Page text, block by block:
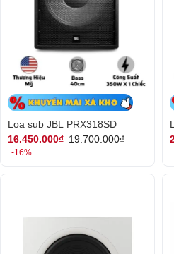
Loa sub JBL PRX318SD
16.450.000₫ 19.700.000₫
-16%